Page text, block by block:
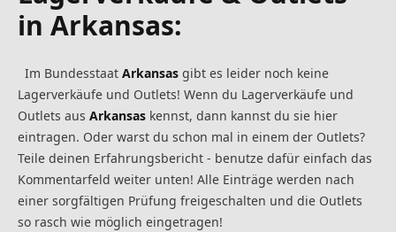
in Arkansas:
Im Bundesstaat Arkansas gibt es leider noch keine
Lagerverkäufe und Outlets! Wenn du Lagerverkäufe und
Outlets aus Arkansas kennst, dann kannst du sie hier
eintragen. Oder warst du schon mal in einem der Outlets?
Teile deinen Erfahrungsbericht - benutze dafür einfach das
Kommentarfeld weiter unten! Alle Einträge werden nach
einer sorgfältigen Prüfung freigeschalten und die Outlets
so rasch wie möglich eingetragen!